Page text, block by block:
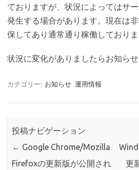
ておりますが、状況によってはサ
発生する場合があります。現在は
保してあり通常通り稼働しておりま
状況に変化がありましたらお知らせ
カテゴリー: お知らせ 運用情報
投稿ナビゲーション
← Google Chrome/Mozilla
Firefoxの更新版が公開され
更